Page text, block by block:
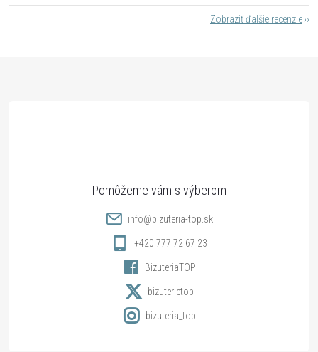
Zobraziť ďalšie recenzie
info@bizuteria-top.sk
+420 777 72 67 23
BizuteriaTOP
bizuterietop
bizuteria_top